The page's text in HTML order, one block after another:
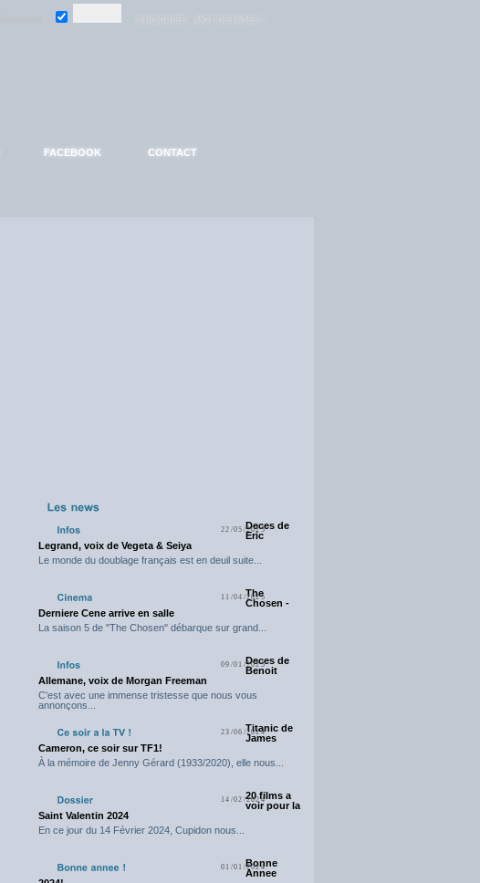
FACEBOOK CONTACT
22/05/2025Deces de
Eric
Legrand, voix de Vegeta & Seiya
Le monde du doublage français est en deuil suite...
11/04/2025
The
Chosen -
Derniere Cene arrive en salle
La saison 5 de "The Chosen" débarque sur grand...
09/01/2025Deces de
Benoit
Allemane, voix de Morgan Freeman
C'est avec une immense tristesse que nous vous
annonçons...
23/06/2024Titanic de
James
Cameron, ce soir sur TF1!
À la mémoire de Jenny Gérard (1933/2020), elle nous...
14/02/202420 films a
voir pour la
Saint Valentin 2024
En ce jour du 14 Février 2024, Cupidon nous...
01/01/2024
Bonne
Annee